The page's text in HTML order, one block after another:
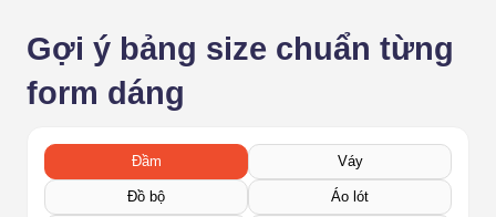
Gợi ý bảng size chuẩn từng
form dáng
Đầm Váy
Đồ bộ Áo lót